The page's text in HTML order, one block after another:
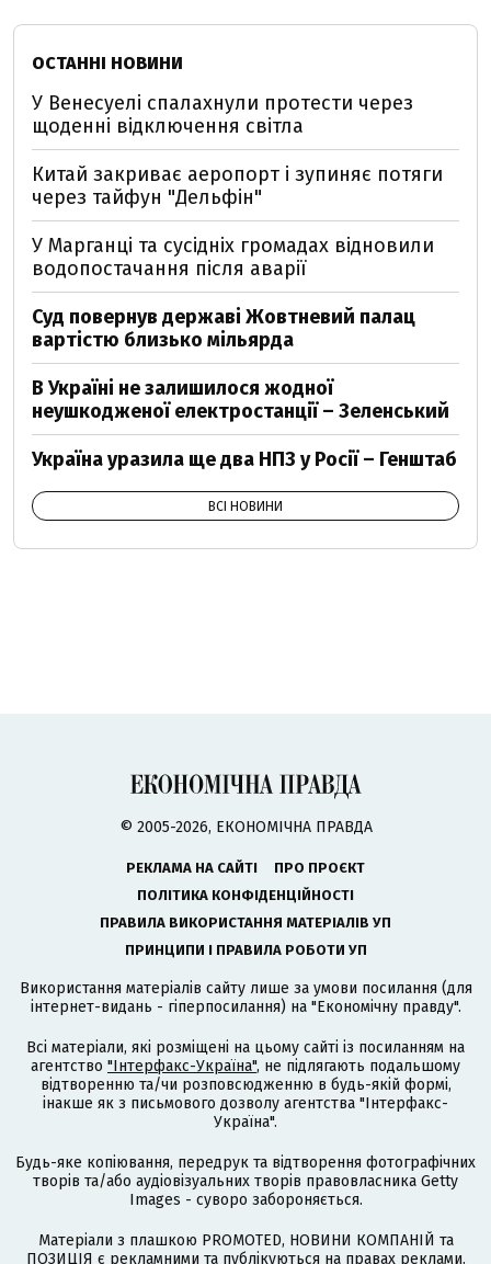
ОСТАННІ НОВИНИ
У Венесуелі спалахнули протести через
щоденні відключення світла
Китай закриває аеропорт і зупиняє потяги
через тайфун "Дельфін"
У Марганці та сусідніх громадах відновили
водопостачання після аварії
Суд повернув державі Жовтневий палац
вартістю близько мільярда
В Україні не залишилося жодної
неушкодженої електростанції – Зеленський
Україна уразила ще два НПЗ у Росії – Генштаб
ВСІ НОВИНИ
© 2005-2026, ЕКОНОМІЧНА ПРАВДА
РЕКЛАМА НА САЙТІ
ПРО ПРОЄКТ
ПОЛІТИКА КОНФІДЕНЦІЙНОСТІ
ПРАВИЛА ВИКОРИСТАННЯ МАТЕРІАЛІВ УП
ПРИНЦИПИ І ПРАВИЛА РОБОТИ УП
Використання матеріалів сайту лише за умови посилання (для
інтернет-видань - гіперпосилання) на "Економічну правду".
Всі матеріали, які розміщені на цьому сайті із посиланням на
агентство "Інтерфакс-Україна", не підлягають подальшому
відтворенню та/чи розповсюдженню в будь-якій формі,
інакше як з письмового дозволу агентства "Інтерфакс-
Україна".
Будь-яке копіювання, передрук та відтворення фотографічних
творів та/або аудіовізуальних творів правовласника Getty
Images - суворо забороняється.
Матеріали з плашкою PROMOTED, НОВИНИ КОМПАНІЙ та
ПОЗИЦІЯ є рекламними та публікуються на правах реклами.